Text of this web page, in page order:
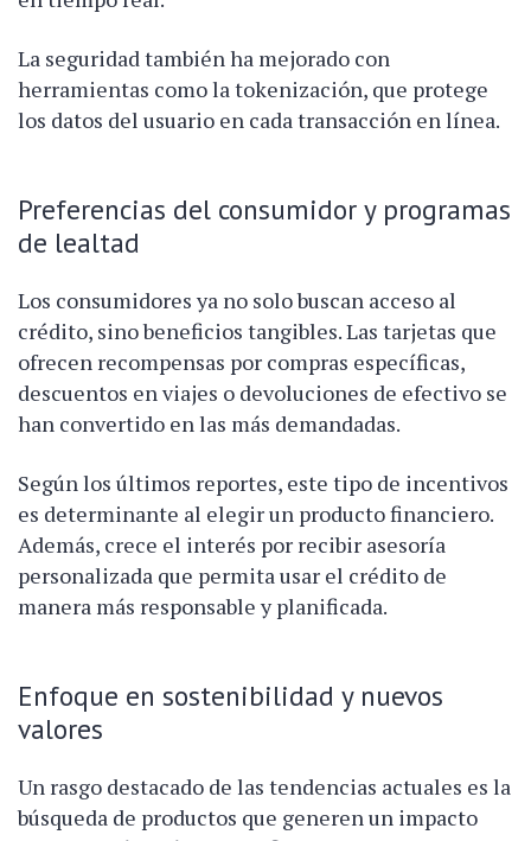
La seguridad también ha mejorado con
herramientas como la tokenización, que protege
los datos del usuario en cada transacción en línea.
Preferencias del consumidor y programas
de lealtad
Los consumidores ya no solo buscan acceso al
crédito, sino beneficios tangibles. Las tarjetas que
ofrecen recompensas por compras específicas,
descuentos en viajes o devoluciones de efectivo se
han convertido en las más demandadas.
Según los últimos reportes, este tipo de incentivos
es determinante al elegir un producto financiero.
Además, crece el interés por recibir asesoría
personalizada que permita usar el crédito de
manera más responsable y planificada.
Enfoque en sostenibilidad y nuevos
valores
Un rasgo destacado de las tendencias actuales es la
búsqueda de productos que generen un impacto